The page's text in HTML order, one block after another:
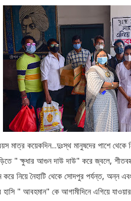
কয়েকদিন...দুঃস্থ মানুষদের পাশে
" ক্ষুধার আগুন দাউ দাউ" করে জ্বলে,
নিয়ে নৈহাটি থেকে সোদপুর পর্যন্ত, অন্ন
হাসি " আবহমান" কে আগামীদিনে এগিয়ে